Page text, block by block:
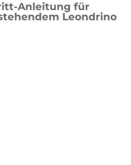
Anleitung für
Leondrino